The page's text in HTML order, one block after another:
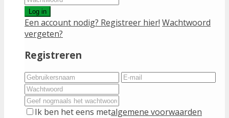
Log in
Een account nodig? Registreer hier! Wachtwoord
vergeten?
Registreren
Ik ben het eens metalgemene voorwaarden